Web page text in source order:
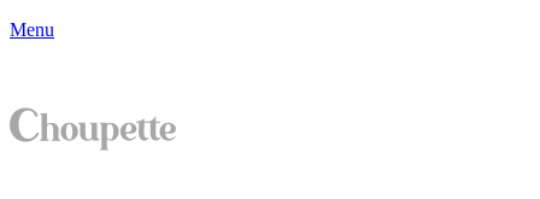
Menu